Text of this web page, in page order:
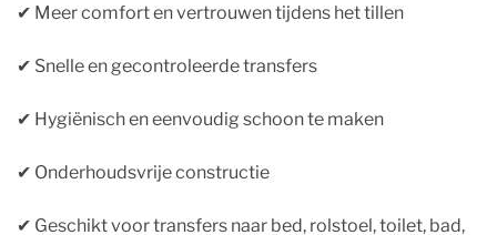
✔︎ Meer comfort en vertrouwen tijdens het tillen
✔︎ Snelle en gecontroleerde transfers
✔︎ Hygiënisch en eenvoudig schoon te maken
✔︎ Onderhoudsvrije constructie
✔︎ Geschikt voor transfers naar bed, rolstoel, toilet, bad,